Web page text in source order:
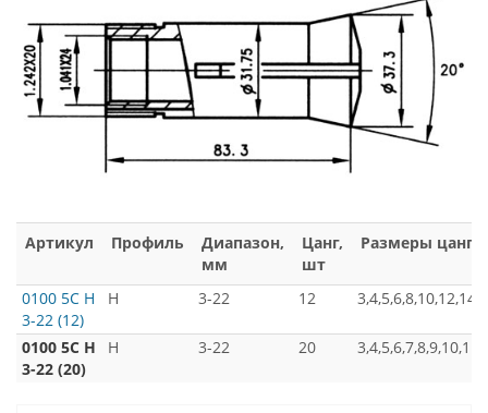
Артикул Профиль
Диапазон,
мм
Цанг,
шт
Размеры цанг
0100 5C H
3-22 (12)
H 3-22 12
0100 5C H
3-22 (20)
H 3-22 20